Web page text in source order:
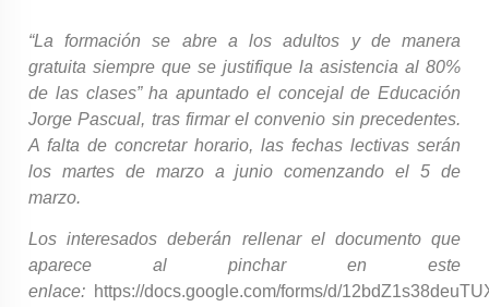
“La formación se abre a los adultos y de manera
gratuita siempre que se justifique la asistencia al 80%
de las clases” ha apuntado el concejal de Educación
Jorge Pascual, tras firmar el convenio sin precedentes.
A falta de concretar horario, las fechas lectivas serán
los martes de marzo a junio comenzando el 5 de
marzo.
Los interesados deberán rellenar el documento que
aparece al pinchar en este
enlace: https://docs.google.com/forms/d/